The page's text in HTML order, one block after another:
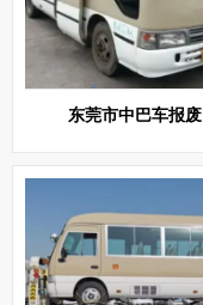
东莞市中巴车报废